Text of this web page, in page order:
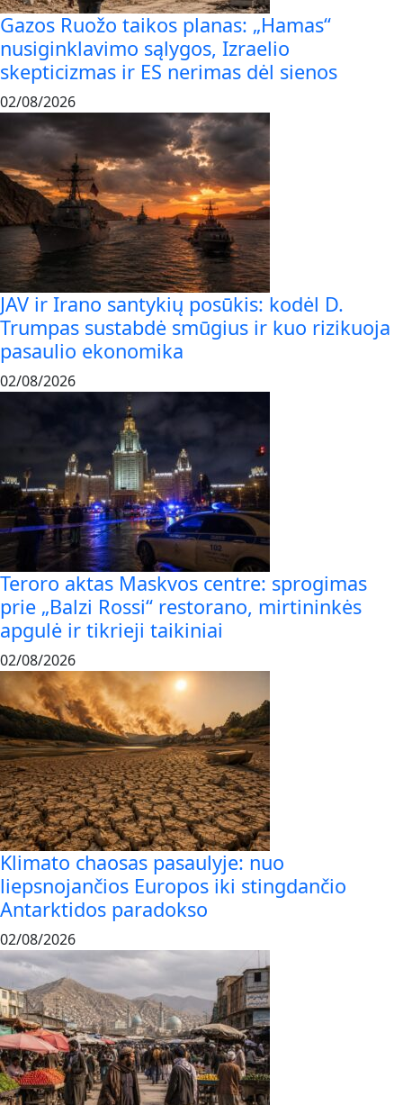
Gazos Ruožo taikos planas: „Hamas“
nusiginklavimo sąlygos, Izraelio
skepticizmas ir ES nerimas dėl sienos
02/08/2026
JAV ir Irano santykių posūkis: kodėl D.
Trumpas sustabdė smūgius ir kuo rizikuoja
pasaulio ekonomika
02/08/2026
Teroro aktas Maskvos centre: sprogimas
prie „Balzi Rossi“ restorano, mirtininkės
apgulė ir tikrieji taikiniai
02/08/2026
Klimato chaosas pasaulyje: nuo
liepsnojančios Europos iki stingdančio
Antarktidos paradokso
02/08/2026